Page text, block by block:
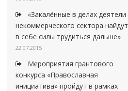
«Закалённые в делах деятели
некоммерческого сектора найдут
в себе силы трудиться дальше»
22.07.2015
Мероприятия грантового
конкурса «Православная
инициатива» пройдут в рамках